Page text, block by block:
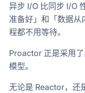
异步 I/O 比同步 I/O
准备好」和「数据从
程都不用等待。
Proactor 正是采用
模型。
无论是 Reactor，还